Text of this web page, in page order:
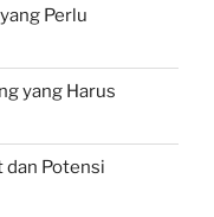
Perlu
yang Harus
dan Potensi